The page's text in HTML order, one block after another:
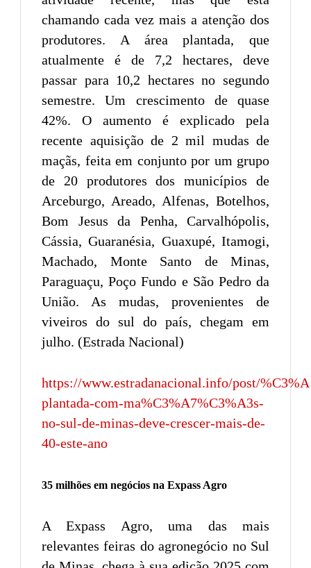
chamando cada vez mais a atenção dos
produtores. A área plantada, que
atualmente é de 7,2 hectares, deve
passar para 10,2 hectares no segundo
semestre. Um crescimento de quase
42%. O aumento é explicado pela
recente aquisição de 2 mil mudas de
maçãs, feita em conjunto por um grupo
de 20 produtores dos municípios de
Arceburgo, Areado, Alfenas, Botelhos,
Bom Jesus da Penha, Carvalhópolis,
Cássia, Guaranésia, Guaxupé, Itamogi,
Machado, Monte Santo de Minas,
Paraguaçu, Poço Fundo e São Pedro da
União. As mudas, provenientes de
viveiros do sul do país, chegam em
julho. (Estrada Nacional)
https://www.estradanacional.info/post/
plantada-com-ma%C3%A7%C3%A3s-
no-sul-de-minas-deve-crescer-mais-de-
40-este-ano
35 milhões em negócios na Expass Agro
A Expass Agro, uma das mais
relevantes feiras do agronegócio no Sul